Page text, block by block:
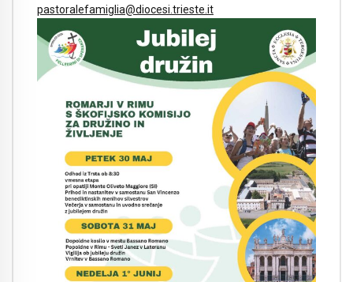
pastoralefamiglia@diocesi.trieste.it